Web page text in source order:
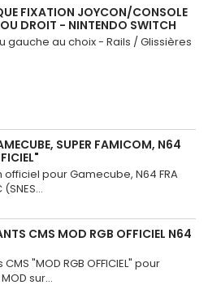
FIXATION JOYCON/CONSOLE
DROIT - NINTENDO SWITCH
gauche au choix - Rails / Glissières
SUPER FAMICOM, N64
officiel pour Gamecube, N64 FRA
CMS MOD RGB OFFICIEL N64
"MOD RGB OFFICIEL" pour
sur...